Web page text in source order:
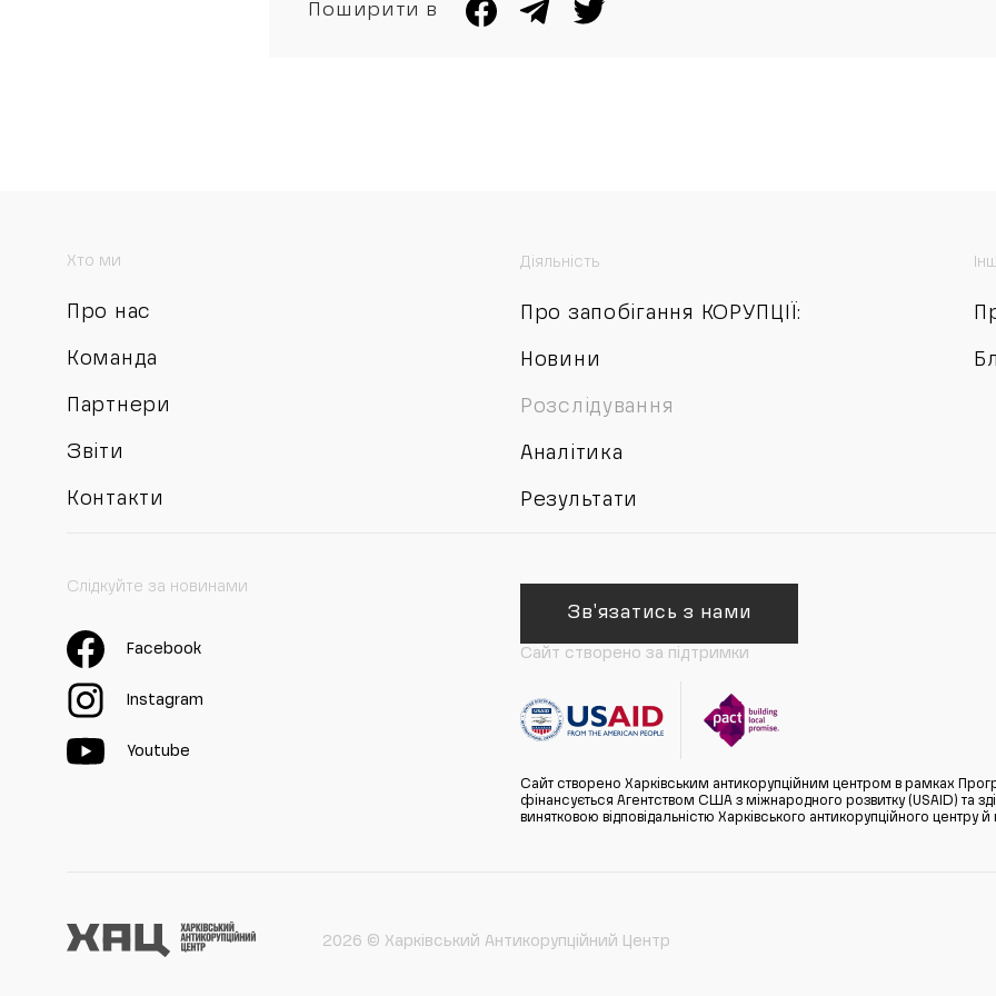
Поширити в
Хто ми
Про нас
Команда
Партнери
Звіти
Контакти
Діяльність
Про запобігання КОРУПЦІЇ:
Новини
Розслідування
Аналітика
Результати
Слідкуйте за новинами
Facebook
Instagram
Youtube
Зв'язатись з нами
Сайт створено за підтримки
Сайт створено Харківським антикорупційним центром в рамках
фінансується Агентством США з міжнародного розвитку (USAID) та
винятковою відповідальністю Харківського антикорупційного
2026 © Харківський Антикорупційний Центр